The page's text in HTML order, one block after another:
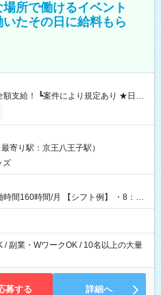
所で働けるイベント
たその日に給料もら
いたその日に現金GET♪ お仕事後はコ
とせます！ 【試用期間】試
寄り駅：京王八王子駅）
ズ
【シフト例】 ・8：00
/ 副業・WワークOK / 10名以上の大量
募する 詳細へ